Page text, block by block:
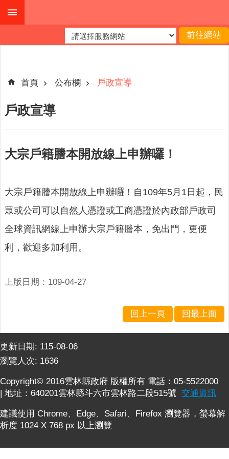
跳到主要內容區塊
階
縣
所
務
園
地
公
布
欄
民
統
計
資
訊
法
令
規
章
首頁 公布欄 戶政宣導
戶政宣導
大宗戶籍謄本開放線上申辦囉！
大宗戶籍謄本開放線上申辦囉！自109年5月1日起，民
眾或公司可以自然人憑證或工商憑證於內政部戶政司
全球資訊網線上申辦大宗戶籍謄本，免出門，更便
利，歡迎多加利用。
上版日期：109-04-27
回上一頁 回最上面
更新日期: 115-08-06
瀏覽人次: 1636
Copyright© 2016雲林縣政府 版權所有 電話：05-5522000
| 地址：640201雲林縣斗六市雲林路二段515號 交通資訊
建議使用 Chrome、Edge、Safari、Firefox 瀏覽器，螢幕解
析度 1024 X 768 px 以上瀏覽